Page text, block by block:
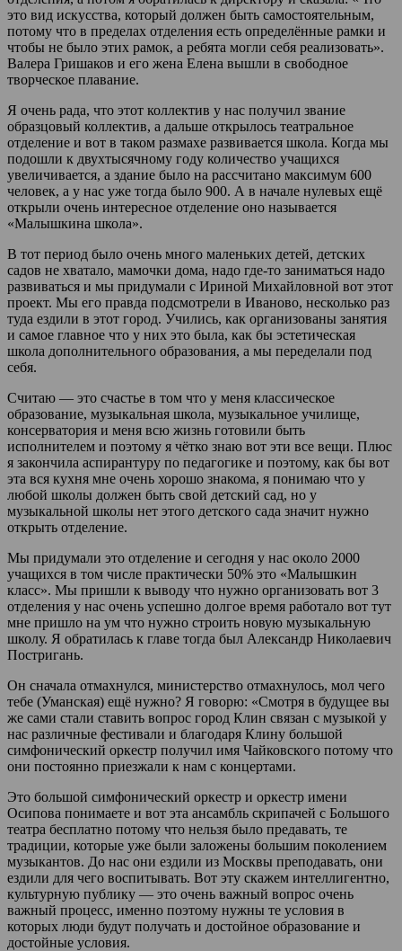
это вид искусства, который должен быть самостоятельным,
потому что в пределах отделения есть определённые рамки и
чтобы не было этих рамок, а ребята могли себя реализовать».
Валера Гришаков и его жена Елена вышли в свободное
творческое плавание.
Я очень рада, что этот коллектив у нас получил звание
образцовый коллектив, а дальше открылось театральное
отделение и вот в таком размахе развивается школа. Когда мы
подошли к двухтысячному году количество учащихся
увеличивается, а здание было на рассчитано максимум 600
человек, а у нас уже тогда было 900. А в начале нулевых ещё
открыли очень интересное отделение оно называется
«Малышкина школа».
В тот период было очень много маленьких детей, детских
садов не хватало, мамочки дома, надо где-то заниматься надо
развиваться и мы придумали с Ириной Михайловной вот этот
проект. Мы его правда подсмотрели в Иваново, несколько раз
туда ездили в этот город. Учились, как организованы занятия
и самое главное что у них это была, как бы эстетическая
школа дополнительного образования, а мы переделали под
себя.
Считаю — это счастье в том что у меня классическое
образование, музыкальная школа, музыкальное училище,
консерватория и меня всю жизнь готовили быть
исполнителем и поэтому я чётко знаю вот эти все вещи. Плюс
я закончила аспирантуру по педагогике и поэтому, как бы вот
эта вся кухня мне очень хорошо знакома, я понимаю что у
любой школы должен быть свой детский сад, но у
музыкальной школы нет этого детского сада значит нужно
открыть отделение.
Мы придумали это отделение и сегодня у нас около 2000
учащихся в том числе практически 50% это «Малышкин
класс». Мы пришли к выводу что нужно организовать вот 3
отделения у нас очень успешно долгое время работало вот тут
мне пришло на ум что нужно строить новую музыкальную
школу. Я обратилась к главе тогда был Александр Николаевич
Постригань.
Он сначала отмахнулся, министерство отмахнулось, мол чего
тебе (Уманская) ещё нужно? Я говорю: «Смотря в будущее вы
же сами стали ставить вопрос город Клин связан с музыкой у
нас различные фестивали и благодаря Клину большой
симфонический оркестр получил имя Чайковского потому что
они постоянно приезжали к нам с концертами.
Это большой симфонический оркестр и оркестр имени
Осипова понимаете и вот эта ансамбль скрипачей с Большого
театра бесплатно потому что нельзя было предавать, те
традиции, которые уже были заложены большим поколением
музыкантов. До нас они ездили из Москвы преподавать, они
ездили для чего воспитывать. Вот эту скажем интеллигентно,
культурную публику — это очень важный вопрос очень
важный процесс, именно поэтому нужны те условия в
которых люди будут получать и достойное образование и
достойные условия.